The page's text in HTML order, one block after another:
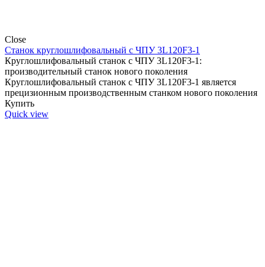
Close
Станок круглошлифовальный с ЧПУ 3L120F3-1
Круглошлифовальный станок с ЧПУ 3L120F3-1:
производительный станок нового поколения
Круглошлифовальный станок c ЧПУ 3L120F3-1 является
прецизионным производственным станком нового поколения
Купить
Quick view